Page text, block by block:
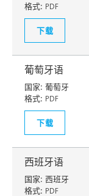
格式: PDF
下载
葡萄牙语
国家: 葡萄牙
格式: PDF
下载
西班牙语
国家: 西班牙
格式: PDF